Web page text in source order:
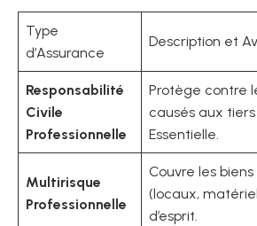
Type
d’Assurance
Description et
Responsabilité
Civile
Professionnelle
Protège contre
causés aux
Essentielle.
Multirisque
Professionnelle
Couvre les
(locaux,
d’esprit.